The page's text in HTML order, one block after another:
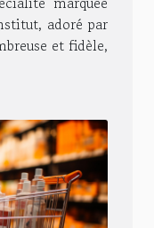
adoré par
et fidèle,